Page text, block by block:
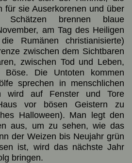
für sie Auserkorenen und über
Schätzen brennen blaue
am Tag des Heiligen
Rumänen christianisierte)
zwischen dem Sichtbaren
zwischen Tod und Leben,
Böse. Die Untoten kommen
sprechen in menschlichen
wird auf Fenster und Tore
vor bösen Geistern zu
Halloween). Man legt den
aus, um zu sehen, wie das
der Weizen bis Neujahr grün
ist, wird das nächste Jahr
bringen.